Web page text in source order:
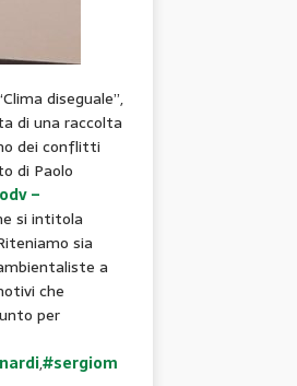
diseguale”,
di una raccolta
dei conflitti
di Paolo
–
si intitola
sia
a
che
per
,#sergiom